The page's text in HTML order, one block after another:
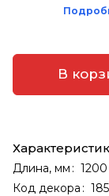
В
Длина, мм : 1200
Код декора :